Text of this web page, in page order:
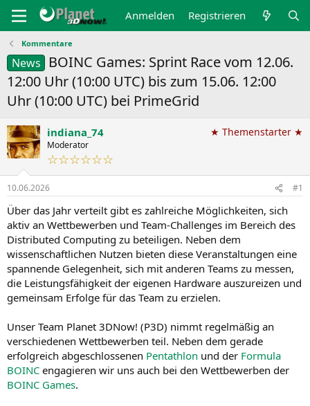
Anmelden Registrieren
Kommentare
News
BOINC Games: Sprint Race vom 12.06.
12:00 Uhr (10:00 UTC) bis zum 15.06. 12:00
Uhr (10:00 UTC) bei PrimeGrid
indiana_74
Moderator
☆☆☆☆☆☆
★ Themenstarter ★
10.06.2026 #1
Über das Jahr verteilt gibt es zahlreiche Möglichkeiten, sich
aktiv an Wettbewerben und Team-Challenges im Bereich des
Distributed Computing zu beteiligen. Neben dem
wissenschaftlichen Nutzen bieten diese Veranstaltungen eine
spannende Gelegenheit, sich mit anderen Teams zu messen,
die Leistungsfähigkeit der eigenen Hardware auszureizen und
gemeinsam Erfolge für das Team zu erzielen.
Unser Team Planet 3DNow! (P3D) nimmt regelmäßig an
verschiedenen Wettbewerben teil. Neben dem gerade
erfolgreich abgeschlossenen Pentathlon und der Formula
BOINC engagieren wir uns auch bei den Wettbewerben der
BOINC Games.